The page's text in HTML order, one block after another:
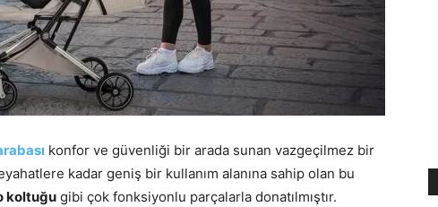
konfor ve güvenliği bir arada sunan vazgeçilmez bir
kadar geniş bir kullanım alanına sahip olan bu
koltuğu gibi çok fonksiyonlu parçalarla donatılmıştır.